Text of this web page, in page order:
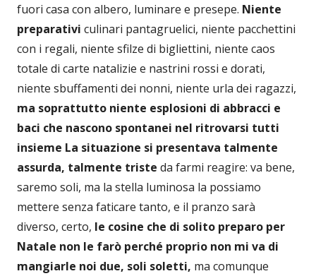
fuori casa con albero, luminare e presepe. Niente
preparativi culinari pantagruelici, niente pacchettini
con i regali, niente sfilze di bigliettini, niente caos
totale di carte natalizie e nastrini rossi e dorati,
niente sbuffamenti dei nonni, niente urla dei ragazzi,
ma soprattutto niente esplosioni di abbracci e
baci che nascono spontanei nel ritrovarsi tutti
insieme La situazione si presentava talmente
assurda, talmente triste da farmi reagire: va bene,
saremo soli, ma la stella luminosa la possiamo
mettere senza faticare tanto, e il pranzo sarà
diverso, certo, le cosine che di solito preparo per
Natale non le farò perché proprio non mi va di
mangiarle noi due, soli soletti, ma comunque